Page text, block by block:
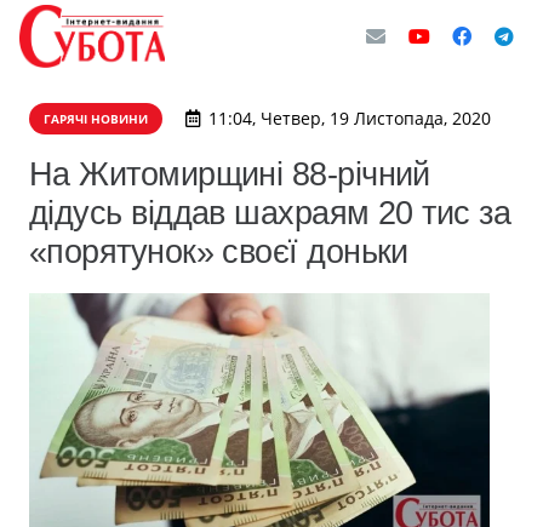
ГАРЯЧІ НОВИНИ 11:04, Четвер, 19 Листопада, 2020
На Житомирщині 88-річний
дідусь віддав шахраям 20 тис за
«порятунок» своєї доньки